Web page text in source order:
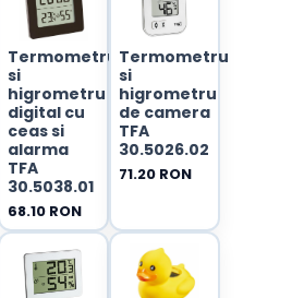
Termometru
si
higrometru
digital cu
ceas si
alarma
TFA
30.5038.01
68.10 RON
Termometru
si
higrometru
de camera
TFA
30.5026.02
71.20 RON